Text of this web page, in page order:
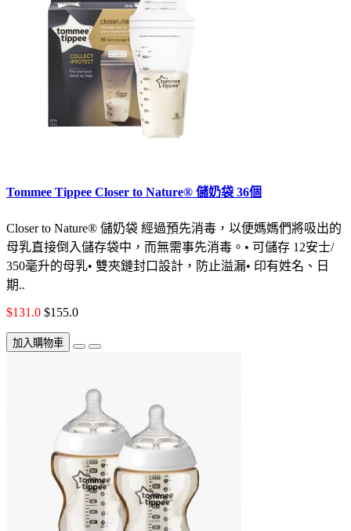
Tommee Tippee Closer to Nature® 儲奶袋 36個
Closer to Nature® 儲奶袋 經過預先消毒，以便媽媽們將吸出的
母乳直接倒入儲存袋中，而無需事先消毒。• 可儲存 12安士/
350毫升的母乳• 雙夾鏈封口設計，防止溢漏• 印有姓名、日
期..
$131.0 $155.0
加入購物車